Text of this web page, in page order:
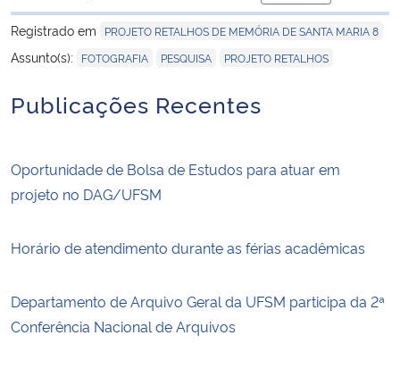
para área de
Registrado em
PROJETO RETALHOS DE MEMÓRIA DE SANTA MARIA 8
Assunto(s): FOTOGRAFIA PESQUISA PROJETO RETALHOS
Publicações Recentes
Oportunidade de Bolsa de Estudos para atuar em
projeto no DAG/UFSM
Horário de atendimento durante as férias acadêmicas
Departamento de Arquivo Geral da UFSM participa da 2ª
Conferência Nacional de Arquivos